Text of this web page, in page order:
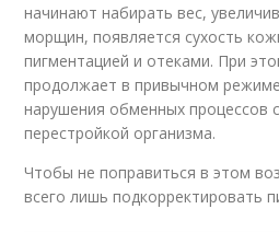
начинают набирать вес,
морщин, появляется сухость
пигментацией и отеками. При
продолжает в привычном
нарушения обменных процессов
перестройкой организма.
Чтобы не поправиться в этом
всего лишь подкорректировать